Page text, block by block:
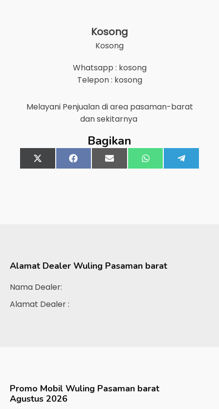
Kosong
Kosong
Whatsapp : kosong
Telepon : kosong
Melayani Penjualan di area pasaman-barat
dan sekitarnya
Bagikan
Share
on
X
(Twitter)
Share
on
FacebookShare
on
Email Share
on
WhatsApp
on
Alamat Dealer Wuling Pasaman barat
Nama Dealer:
Alamat Dealer :
Promo Mobil Wuling Pasaman barat
Agustus 2026